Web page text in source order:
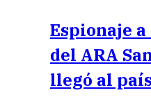
Espionaje
del ARA
llegó al país